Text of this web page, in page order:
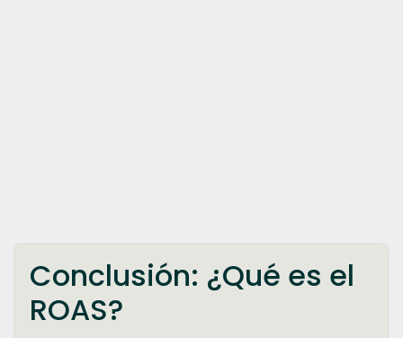
Conclusión: ¿Qué es el
ROAS?